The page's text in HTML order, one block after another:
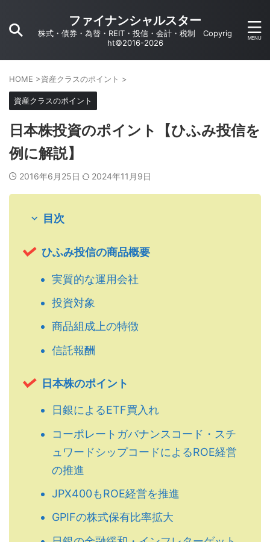
ファイナンシャルスター
株式・債券・為替・REIT・投信・会計・税制 Copyrig
ht©2016-2026
HOME >資産クラスのポイント >
資産クラスのポイント
日本株投資のポイント【ひふみ投信を
例に解説】
2016年6月25日 2024年11月9日
目次
ひふみ投信の商品概要
実質的な運用会社
投資対象
商品組成上の特徴
信託報酬
日本株のポイント
日銀によるETF買入れ
コーポレートガバナンスコード・スチ
ュワードシップコードによるROE経営
の推進
JPX400もROE経営を推進
GPIFの株式保有比率拡大